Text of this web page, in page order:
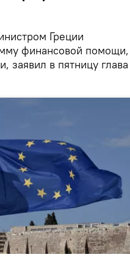
Греции
финансовой помощи,
заявил в пятницу глава